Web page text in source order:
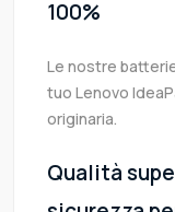
100%
Le nostre
tuo Lenovo
originaria.
Qualità